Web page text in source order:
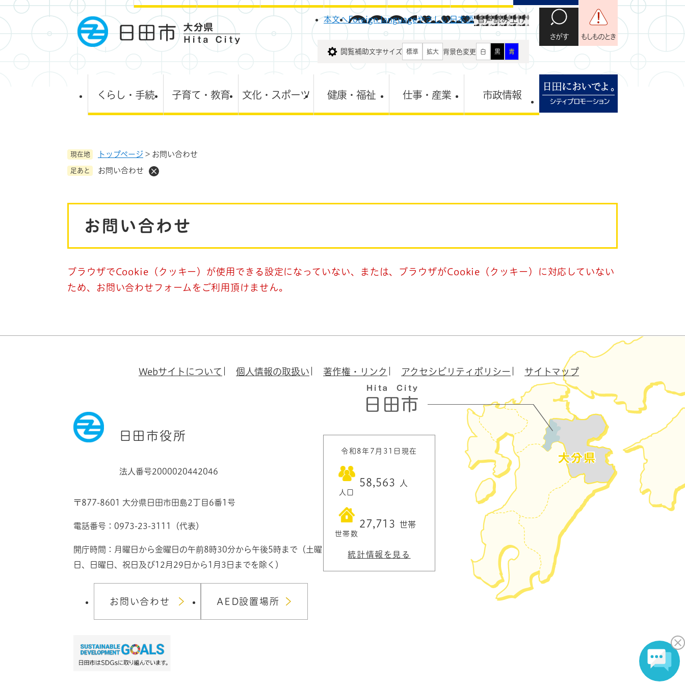
ペ
ー
の
メニューを飛ばして本文へ
本文へForeign languageやさしい日本語 音声読み上げ
閲覧補助文字サイズ 標準 拡大 背景色変更 白 黒 青
さがす もしものとき
くらし・手続 子育て・教育 文化・スポーツ 健康・福祉 仕事・産業 市政情報
現在地 トップページ > お問い合わせ
足あと お問い合わせ
お問い合わせ
ブラウザでCookie（クッキー）が使用できる設定になっていない、または、ブラウザがCookie（クッキー）に対応していない
ため、お問い合わせフォームをご利用頂けません。
Webサイトについて 個人情報の取扱い 著作権・リンク アクセシビリティポリシー サイトマップ
日田市役所
法人番号2000020442046
〒877-8601 大分県日田市田島2丁目6番1号
電話番号：0973-23-3111（代表）
開庁時間：月曜日から金曜日の午前8時30分から午後5時まで（土曜
日、日曜日、祝日及び12月29日から1月3日までを除く）
お問い合わせ AED設置場所
令和8年7月31日現在
人口
58,563 人
世帯数
27,713 世帯
統計情報を見る